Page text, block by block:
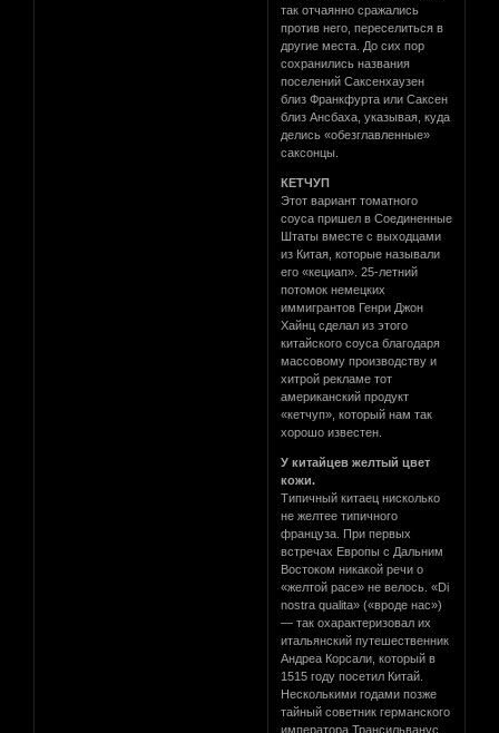
так отчаянно сражались
против него, переселиться в
другие места. До сих пор
сохранились названия
поселений Саксенхаузен
близ Франкфурта или Саксен
близ Ансбаха, указывая, куда
делись «обезглавленные»
саксонцы.
КЕТЧУП
Этот вариант томатного
соуса пришел в Соединенные
Штаты вместе с выходцами
из Китая, которые называли
его «кециап». 25-летний
потомок немецких
иммигрантов Генри Джон
Хайнц сделал из этого
китайского соуса благодаря
массовому производству и
хитрой рекламе тот
американский продукт
«кетчуп», который нам так
хорошо известен.
У китайцев желтый цвет
кожи.
Типичный китаец нисколько
не желтее типичного
француза. При первых
встречах Европы с Дальним
Востоком никакой речи о
«желтой расе» не велось. «Di
nostra qualita» («вроде нас»)
— так охарактеризовал их
итальянский путешественник
Андреа Корсали, который в
1515 году посетил Китай.
Несколькими годами позже
тайный советник германского
императора Трансильванус